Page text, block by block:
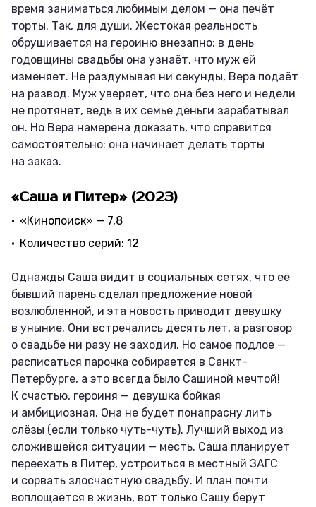
время заниматься любимым делом — она печёт
торты. Так, для души. Жестокая реальность
обрушивается на героиню внезапно: в день
годовщины свадьбы она узнаёт, что муж ей
изменяет. Не раздумывая ни секунды, Вера подаёт
на развод. Муж уверяет, что она без него и недели
не протянет, ведь в их семье деньги зарабатывал
он. Но Вера намерена доказать, что справится
самостоятельно: она начинает делать торты
на заказ.
«Саша и Питер» (2023)
«Кинопоиск» — 7,8
Количество серий: 12
Однажды Саша видит в социальных сетях, что её
бывший парень сделал предложение новой
возлюбленной, и эта новость приводит девушку
в уныние. Они встречались десять лет, а разговор
о свадьбе ни разу не заходил. Но самое подлое —
расписаться парочка собирается в Санкт-
Петербурге, а это всегда было Сашиной мечтой!
К счастью, героиня — девушка бойкая
и амбициозная. Она не будет понапрасну лить
слёзы (если только чуть-чуть). Лучший выход из
сложившейся ситуации — месть. Саша планирует
переехать в Питер, устроиться в местный ЗАГС
и сорвать злосчастную свадьбу. И план почти
воплощается в жизнь, вот только Сашу берут